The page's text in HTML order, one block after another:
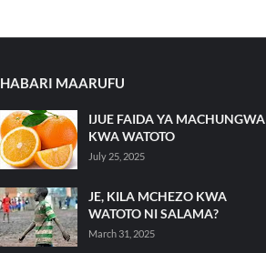
HABARI MAARUFU
IJUE FAIDA YA MACHUNGWA
KWA WATOTO
July 25, 2025
JE, KILA MCHEZO KWA
WATOTO NI SALAMA?
March 31, 2025